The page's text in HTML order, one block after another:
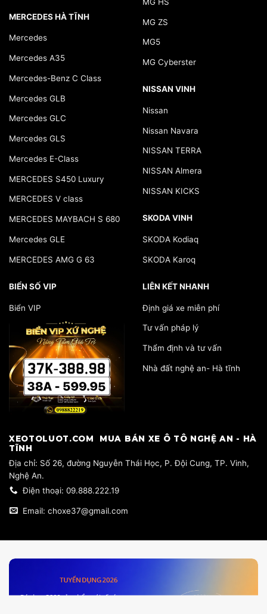
MERCEDES HÀ TĨNH
Mercedes
Mercedes A35
Mercedes-Benz C Class
Mercedes GLB
Mercedes GLC
Mercedes GLS
Mercedes E-Class
MERCEDES S450 Luxury
MERCEDES V class
MERCEDES MAYBACH S 680
Mercedes GLE
MERCEDES AMG G 63
BIỂN SỐ VIP
Biển VIP
MG ZS
MG5
MG Cyberster
NISSAN VINH
Nissan
Nissan Navara
NISSAN TERRA
NISSAN Almera
NISSAN KICKS
SKODA VINH
SKODA Kodiaq
SKODA Karoq
LIÊN KẾT NHANH
Định giá xe miễn phí
Tư vấn pháp lý
Thẩm định và tư vấn
Nhà đất nghệ an- Hà tĩnh
​XEOTOLUOT.COM MUA BÁN XE Ô TÔ NGHỆ AN - HÀ
TĨNH
​Địa chỉ: Số 26, đường Nguyễn Thái Học, P. Đội Cung, TP. Vinh,
Nghệ An.
Điện thoại: 09.888.222.19
Email: choxe37@gmail.com